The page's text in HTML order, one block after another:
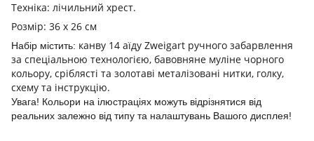
Техніка: лічильний хрест.
Розмір: 36 х 26 см
Набір містить: канву 14 аїду Zweigart ручного забарвлення
за спеціальною технологією, бавовняне муліне чорного
кольору, сріблясті та золотаві металізовані нитки, голку,
схему та інструкцію.
Увага! Кольори на ілюстраціях можуть відрізнятися від
реальних залежно від типу та налаштувань Вашого дисплея!